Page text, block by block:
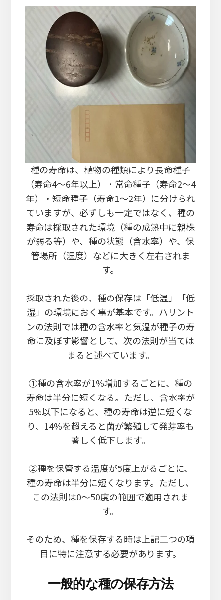
種の寿命は、植物の種類により長命種子
（寿命4～6年以上）・常命種子（寿命2～4
年）・短命種子（寿命1～2年）に分けられ
ていますが、必ずしも一定ではなく、種の
寿命は採取された環境（種の成熟中に親株
が弱る等）や、種の状態（含水率）や、保
管場所（湿度）などに大きく左右されま
す。
採取された後の、種の保存は「低温」「低
湿」の環境におく事が基本です。ハリント
ンの法則では種の含水率と気温が種子の寿
命に及ぼす影響として、次の法則が当ては
まると述べています。
①種の含水率が1%増加するごとに、種の
寿命は半分に短くなる。ただし、含水率が
5%以下になると、種の寿命は逆に短くな
り、14%を超えると菌が繁殖して発芽率も
著しく低下します。
②種を保管する温度が5度上がるごとに、
種の寿命は半分に短くなります。ただし、
この法則は0～50度の範囲で適用されま
す。
そのため、種を保存する時は上記二つの項
目に特に注意する必要があります。
一般的な種の保存方法